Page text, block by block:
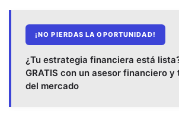
¡NO PIERDAS LA OPORTUNIDAD!
¿Tu estrategia financiera está
GRATIS con un asesor financiero
del mercado